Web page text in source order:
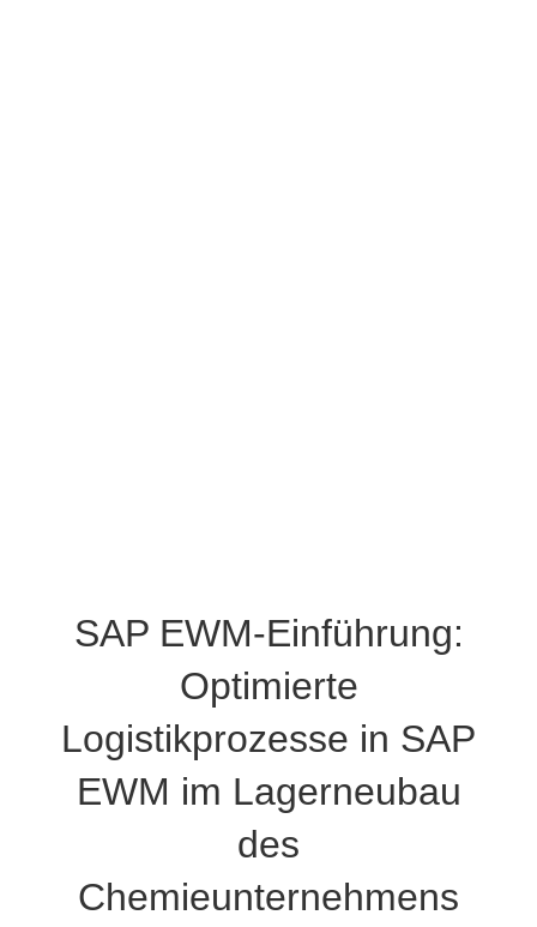
SAP EWM-Einführung:
Optimierte
Logistikprozesse in SAP
EWM im Lagerneubau
des
Chemieunternehmens